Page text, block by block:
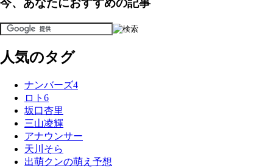
今、あなたにおすすめの記事
人気のタグ
ナンバーズ4
ロト6
坂口杏里
三山凌輝
アナウンサー
天川そら
出萌クンの萌え予想